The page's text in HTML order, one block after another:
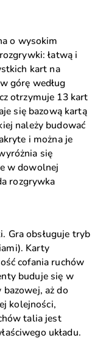
o wysokim
łatwą i
kart na
górę według
otrzymuje 13 kart
się bazową kartą
należy budować
i można je
się
w dowolnej
rozgrywka
Gra obsługuje tryb
Karty
cofania ruchów
buduje się w
aż do
kolejności,
talia jest
układu.